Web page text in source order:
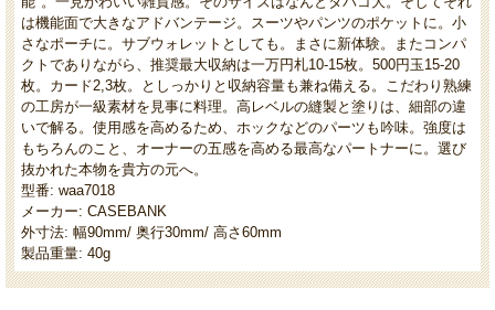
は機能面で大きなアドバンテージ。スーツやパンツのポケットに。小
さなポーチに。サブウォレットとしても。まさに新体験。またコンパ
クトでありながら、推奨最大収納は一万円札10-15枚。500円玉15-20
枚。カード2,3枚。としっかりと収納容量も兼ね備える。こだわり熟練
の工房が一級素材を見事に料理。高レベルの縫製と塗りは、細部の違
いで解る。使用感を高めるため、ホックなどのパーツも吟味。強度は
もちろんのこと、オーナーの五感を高める最高なパートナーに。選び
抜かれた本物を貴方の元へ。
型番: waa7018
メーカー: CASEBANK
外寸法: 幅90mm/ 奥行30mm/ 高さ60mm
製品重量: 40g